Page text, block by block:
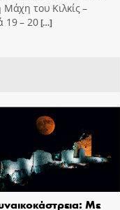
Μάχη του Κιλκίς –
19 – 20[…]
Με